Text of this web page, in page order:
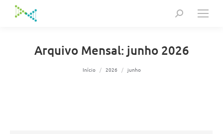
Search:
Arquivo Mensal: junho 2026
Você está aqui:
Início 2026 junho